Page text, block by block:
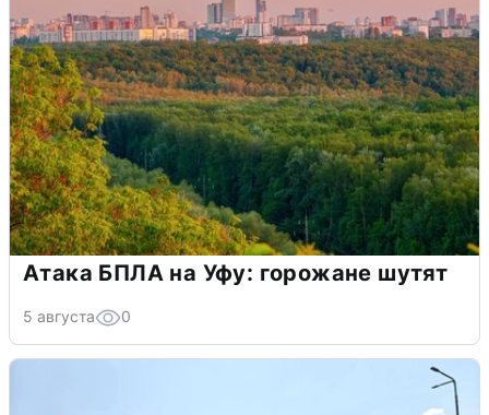
Атака БПЛА на Уфу: горожане шутят
5 августа 0